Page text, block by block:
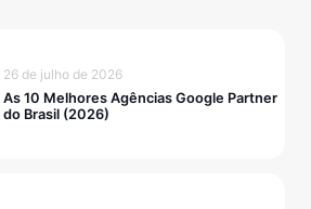
26 de julho de 2026
As 10 Melhores Agências Google Partner
do Brasil (2026)